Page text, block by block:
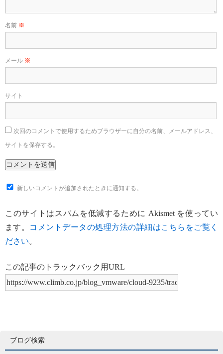
名前 ※
メール ※
サイト
次回のコメントで使用するためブラウザーに自分の名前、メールアドレス、
サイトを保存する。
新しいコメントが追加されたときに通知する。
このサイトはスパムを低減するために Akismet を使ってい
ます。 コメントデータの処理方法の詳細はこちらをご覧く
ださい。
この記事のトラックバック用URL
ブログ検索